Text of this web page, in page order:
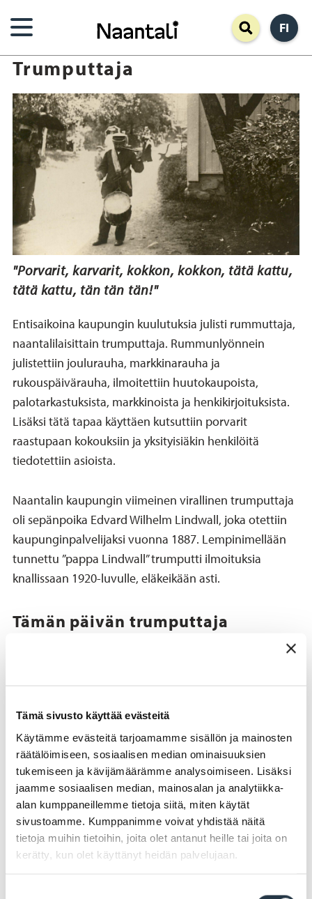
Tämä sivusto käyttää evästeitä
Käytämme evästeitä tarjoamamme sisällön ja mainosten
räätälöimiseen, sosiaalisen median ominaisuuksien
tukemiseen ja kävijämäärämme analysoimiseen. Lisäksi
jaamme sosiaalisen median, mainosalan ja analytiikka-
alan kumppaneillemme tietoja siitä, miten käytät
sivustoamme. Kumppanimme voivat yhdistää näitä
tietoja muihin tietoihin, joita olet antanut heille tai joita on
kerätty, kun olet käyttänyt heidän palvelujaan.
pääsisältöön
FI
Trumputtaja
"Porvarit, karvarit, kokkon, kokkon, tätä kattu,
tätä kattu, tän tän tän!"
Entisaikoina kaupungin kuulutuksia julisti rummuttaja,
naantalilaisittain trumputtaja. Rummunlyönnein
julistettiin joulurauha, markkinarauha ja
rukouspäivärauha, ilmoitettiin huutokaupoista,
palotarkastuksista, markkinoista ja henkikirjoituksista.
Lisäksi tätä tapaa käyttäen kutsuttiin porvarit
raastupaan kokouksiin ja yksityisiäkin henkilöitä
tiedotettiin asioista.
Naantalin kaupungin viimeinen virallinen trumputtaja
oli sepänpoika Edvard Wilhelm Lindwall, joka otettiin
kaupunginpalvelijaksi vuonna 1887. Lempinimellään
tunnettu ”pappa Lindwall” trumputti ilmoituksia
knallissaan 1920-luvulle, eläkeikään asti.
Tämän päivän trumputtaja
vain heinäkuussa ja yleisötilaisuuksissa.
Vuodesta 2008 lähtien trumputtaja on ollut taas
äänessä kesäkuukausina Vanhassakaupungissa rannan
alueella. Nykyään hän kehottaa läsnäolijoita
hiljenemään kirkontornista soitettavaa vesperiä
varten. Lisäksi trumputtaja esiintyy kaupungin
juhlatilaisuuksissa ja tapahtumissa, esimerkiksi